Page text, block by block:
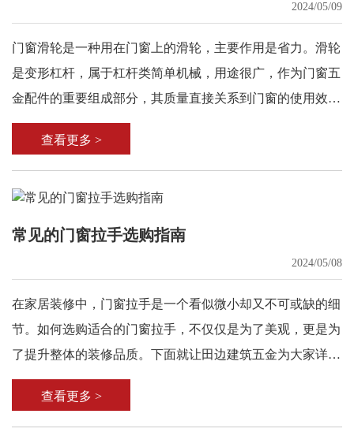
2024/05/09
门窗滑轮是一种用在门窗上的滑轮，主要作用是省力。滑轮
是变形杠杆，属于杠杆类简单机械，用途很广，作为门窗五
金配件的重要组成部分，其质量直接关系到门窗的使用效果
和安全性。
查看更多 >
常见的门窗拉手选购指南
2024/05/08
在家居装修中，门窗拉手是一个看似微小却又不可或缺的细
节。如何选购适合的门窗拉手，不仅仅是为了美观，更是为
了提升整体的装修品质。下面就让田边建筑五金为大家详细
介绍一下吧!
查看更多 >